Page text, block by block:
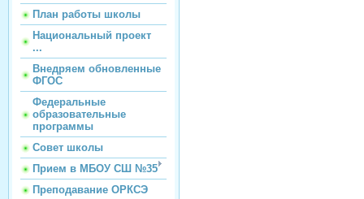
План работы школы
Национальный проект
...
Внедряем обновленные
ФГОС
Федеральные
образовательные
программы
Совет школы
Прием в МБОУ СШ №35
Преподавание ОРКСЭ